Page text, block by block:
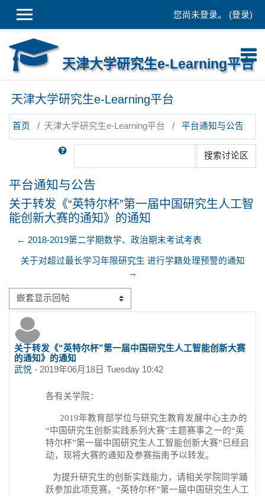
您尚未登录。 (登录)
天津大学研究生e-Learning平台
天津大学研究生e-Learning平台
首页 天津大学研究生e-Learning平台 平台通知与公告
搜索
搜索讨论区
平台通知与公告
关于转发《“英特尔杯”第一届中国研究生人工智
能创新大赛的通知》的通知
← 2018-2019第二学期数学、政治期末考试考表
关于对超过最长学习年限研究生 进行学籍处理预警的通知
→
显示模式
关于转发《“英特尔杯”第一届中国研究生人工智能创新大赛
的通知》的通知
武悦 - 2019年06月18日 Tuesday 10:42
回帖数：0
各有关学院：
2019年教育部学位与研究生教育发展中心主办的
“中国研究生创新实践系列大赛”主题赛事之一的“英
特尔杯”第一届中国研究生人工智能创新大赛”已经启
动，现将大赛的通知及参赛指南予以转发。
为提升研究生的创新实践能力，请相关学院同学踊
跃参加此项竞赛。“英特尔杯”第一届中国研究生人工